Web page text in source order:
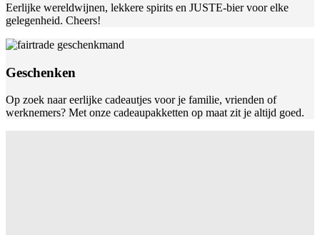
Eerlijke wereldwijnen, lekkere spirits en JUSTE-bier voor elke
gelegenheid. Cheers!
Geschenken
Op zoek naar eerlijke cadeautjes voor je familie, vrienden of
werknemers? Met onze cadeaupakketten op maat zit je altijd goed.